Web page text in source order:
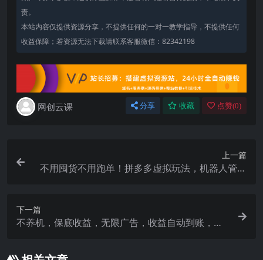
责。
本站内容仅提供资源分享，不提供任何的一对一教学指导，不提供任何
收益保障；若资源无法下载请联系客服微信：82342198
网创云课 分享 收藏 点赞(0)
上一篇
不用囤货不用跑单！拼多多虚拟玩法，机器人管理
下一篇
不养机，保底收益，无限广告，收益自动到账，多